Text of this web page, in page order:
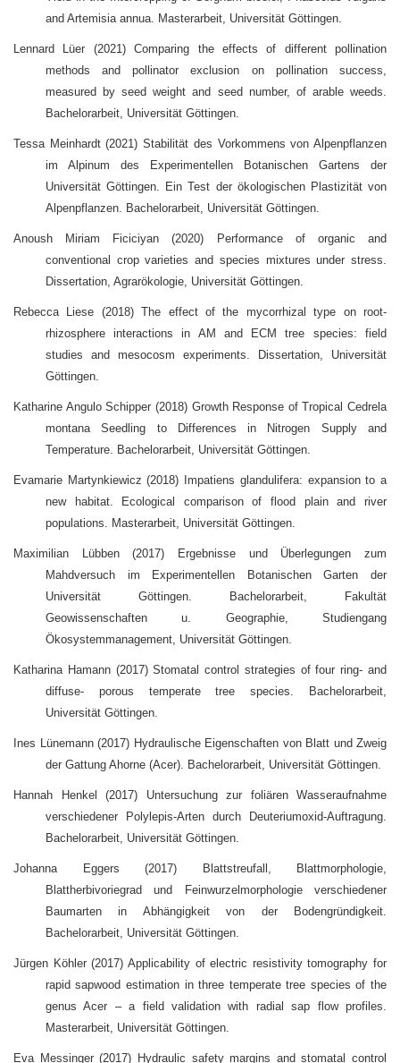
and Artemisia annua. Masterarbeit, Universität Göttingen.
Lennard Lüer (2021) Comparing the effects of different pollination
methods and pollinator exclusion on pollination success,
measured by seed weight and seed number, of arable weeds.
Bachelorarbeit, Universität Göttingen.
Tessa Meinhardt (2021) Stabilität des Vorkommens von Alpenpflanzen
im Alpinum des Experimentellen Botanischen Gartens der
Universität Göttingen. Ein Test der ökologischen Plastizität von
Alpenpflanzen. Bachelorarbeit, Universität Göttingen.
Anoush Miriam Ficiciyan (2020) Performance of organic and
conventional crop varieties and species mixtures under stress.
Dissertation, Agrarökologie, Universität Göttingen.
Rebecca Liese (2018) The effect of the mycorrhizal type on root-
rhizosphere interactions in AM and ECM tree species: field
studies and mesocosm experiments. Dissertation, Universität
Göttingen.
Katharine Angulo Schipper (2018) Growth Response of Tropical Cedrela
montana Seedling to Differences in Nitrogen Supply and
Temperature. Bachelorarbeit, Universität Göttingen.
Evamarie Martynkiewicz (2018) Impatiens glandulifera: expansion to a
new habitat. Ecological comparison of flood plain and river
populations. Masterarbeit, Universität Göttingen.
Maximilian Lübben (2017) Ergebnisse und Überlegungen zum
Mahdversuch im Experimentellen Botanischen Garten der
Universität Göttingen. Bachelorarbeit, Fakultät
Geowissenschaften u. Geographie, Studiengang
Ökosystemmanagement, Universität Göttingen.
Katharina Hamann (2017) Stomatal control strategies of four ring- and
diffuse- porous temperate tree species. Bachelorarbeit,
Universität Göttingen.
Ines Lünemann (2017) Hydraulische Eigenschaften von Blatt und Zweig
der Gattung Ahorne (Acer). Bachelorarbeit, Universität Göttingen.
Hannah Henkel (2017) Untersuchung zur foliären Wasseraufnahme
verschiedener Polylepis-Arten durch Deuteriumoxid-Auftragung.
Bachelorarbeit, Universität Göttingen.
Johanna Eggers (2017) Blattstreufall, Blattmorphologie,
Blattherbivoriegrad und Feinwurzelmorphologie verschiedener
Baumarten in Abhängigkeit von der Bodengründigkeit.
Bachelorarbeit, Universität Göttingen.
Jürgen Köhler (2017) Applicability of electric resistivity tomography for
rapid sapwood estimation in three temperate tree species of the
genus Acer – a field validation with radial sap flow profiles.
Masterarbeit, Universität Göttingen.
Eva Messinger (2017) Hydraulic safety margins and stomatal control